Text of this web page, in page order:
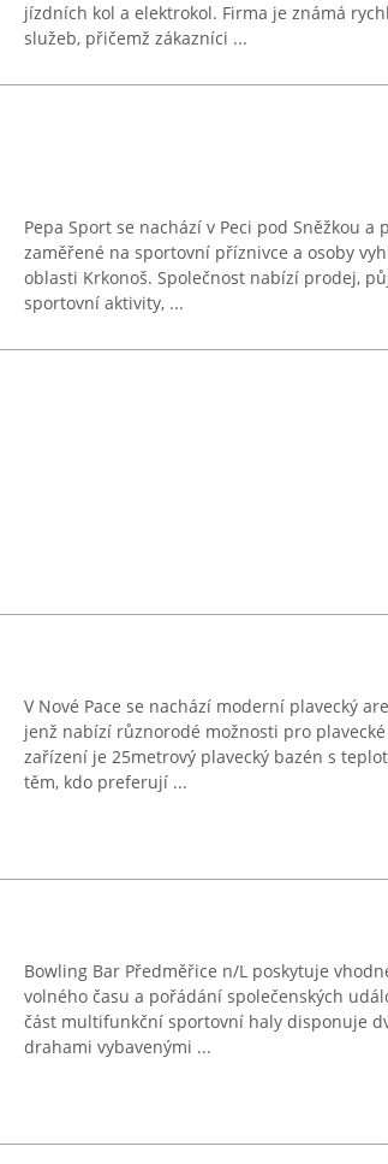
jízdních kol a elektrokol. Firma je známá
služeb, přičemž zákazníci ...
Pepa Sport se nachází v Peci pod Sněžkou
zaměřené na sportovní příznivce a osoby
oblasti Krkonoš. Společnost nabízí prodej,
sportovní aktivity, ...
V Nové Pace se nachází moderní plavecký
jenž nabízí různorodé možnosti pro
zařízení je 25metrový plavecký bazén s
těm, kdo preferují ...
Bowling Bar Předměřice n/L poskytuje
volného času a pořádání společenských
část multifunkční sportovní haly disponuje
drahami vybavenými ...